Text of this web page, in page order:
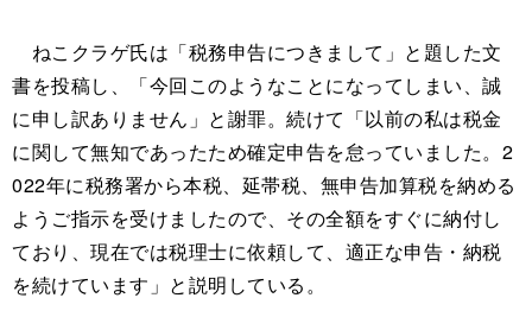
ねこクラゲ氏は「税務申告につきまして」と題した文
書を投稿し、「今回このようなことになってしまい、誠
に申し訳ありません」と謝罪。続けて「以前の私は税金
に関して無知であったため確定申告を怠っていました。2
022年に税務署から本税、延帯税、無申告加算税を納める
ようご指示を受けましたので、その全額をすぐに納付し
ており、現在では税理士に依頼して、適正な申告・納税
を続けています」と説明している。